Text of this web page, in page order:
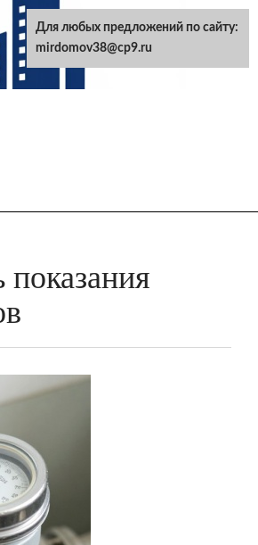
показания
Для любых предложений по сайту:
mirdomov38@cp9.ru